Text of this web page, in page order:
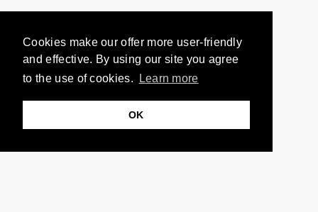
Cookies make our offer more user-friendly
and effective. By using our site you agree
to the use of cookies.
Learn more
OK